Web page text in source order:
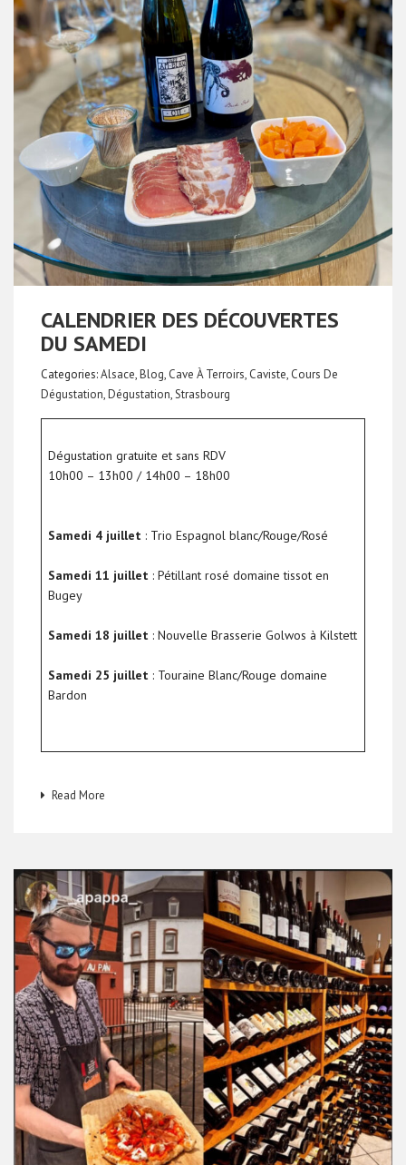
CALENDRIER DES DÉCOUVERTES
DU SAMEDI
Categories:Alsace,Blog, Cave À Terroirs, Caviste, Cours De
Dégustation,Dégustation,Strasbourg
Dégustation gratuite et sans RDV
10h00 – 13h00 / 14h00 – 18h00
Samedi 4 juillet : Trio Espagnol blanc/Rouge/Rosé
Samedi 11 juillet : Pétillant rosé domaine tissot en
Bugey
Samedi 18 juillet : Nouvelle Brasserie Golwos à Kilstett
Samedi 25 juillet : Touraine Blanc/Rouge domaine
Bardon
Read More